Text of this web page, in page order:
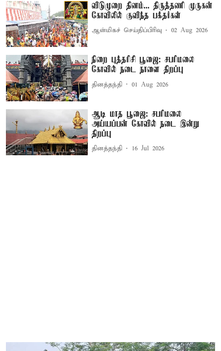
விடுமுறை தினம்... திருத்தணி முருகன்
கோவிலில் குவிந்த பக்தர்கள்
ஆன்மிகச் செய்திப்பிரிவு 02 Aug 2026
நிறை புத்தரிசி பூஜை: சபரிமலை
கோவில் நடை நாளை திறப்பு
தினத்தந்தி 01 Aug 2026
ஆடி மாத பூஜை: சபரிமலை
அய்யப்பன் கோவில் நடை இன்று
திறப்பு
தினத்தந்தி 16 Jul 2026